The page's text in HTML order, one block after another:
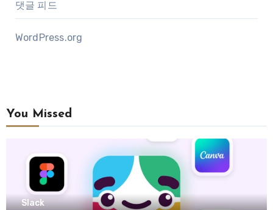
댓글 피드
WordPress.org
You Missed
Slack